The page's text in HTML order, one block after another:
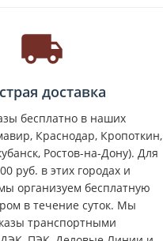
доставка
бесплатно в наших
Краснодар, Кропоткин,
Ростов-на-Дону). Для
руб. в этих городах и
организуем бесплатную
в течение суток. Мы
транспортными